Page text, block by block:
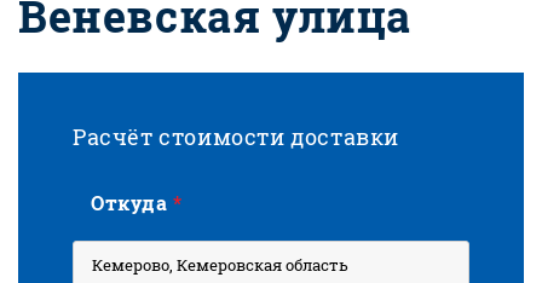
Веневская улица
Расчёт стоимости доставки
Откуда*